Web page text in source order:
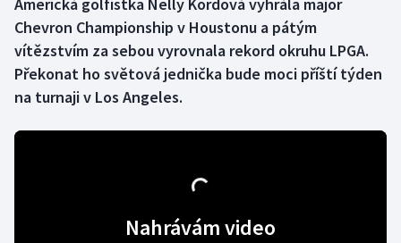
Box
Curling
Americká golfistka Nelly Kordová vyhrála major
Chevron Championship v Houstonu a pátým
vítězstvím za sebou vyrovnala rekord okruhu LPGA.
Překonat ho světová jednička bude moci příští týden
na turnaji v Los Angeles.
Nahrávám video